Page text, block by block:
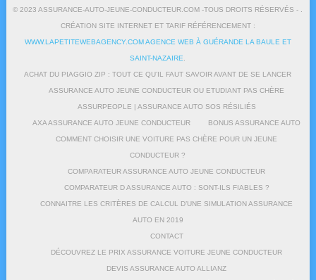
© 2023 ASSURANCE-AUTO-JEUNE-CONDUCTEUR.COM -TOUS DROITS RÉSERVÉS - .
CRÉATION SITE INTERNET ET TARIF RÉFÉRENCEMENT :
WWW.LAPETITEWEBAGENCY.COM AGENCE WEB À GUÉRANDE LA BAULE ET
SAINT-NAZAIRE
ACHAT DU PIAGGIO ZIP : TOUT CE QU’IL FAUT SAVOIR AVANT DE SE LANCER
ASSURANCE AUTO JEUNE CONDUCTEUR OU ETUDIANT PAS CHÈRE
ASSURPEOPLE | ASSURANCE AUTO SOS RÉSILIÉS
AXA ASSURANCE AUTO JEUNE CONDUCTEUR BONUS ASSURANCE AUTO
COMMENT CHOISIR UNE VOITURE PAS CHÈRE POUR UN JEUNE
CONDUCTEUR ?
COMPARATEUR ASSURANCE AUTO JEUNE CONDUCTEUR
COMPARATEUR D ASSURANCE AUTO : SONT-ILS FIABLES ?
CONNAITRE LES CRITÈRES DE CALCUL D’UNE SIMULATION ASSURANCE
AUTO EN 2019
CONTACT
DÉCOUVREZ LE PRIX ASSURANCE VOITURE JEUNE CONDUCTEUR
DEVIS ASSURANCE AUTO ALLIANZ